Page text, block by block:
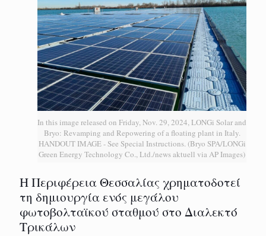
In this image released on Friday, Nov. 29, 2024, LONGi Solar and
Bryo: Revamping and Repowering of a floating plant in Italy.
HANDOUT IMAGE - See Special Instructions. (Bryo SPA/LONGi
Green Energy Technology Co., Ltd./news aktuell via AP Images)
H Περιφέρεια Θεσσαλίας χρηματοδοτεί
τη δημιουργία ενός μεγάλου
φωτοβολταϊκού σταθμού στο Διαλεκτό
Τρικάλων